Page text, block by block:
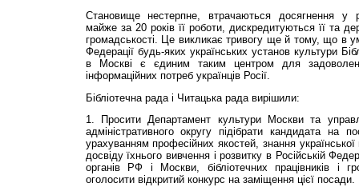
Становище нестерпне, втрачаються досягнення у
майже за 20 років її роботи, дискредитуються її та
громадськості. Це викликає тривогу ще й тому, що в
Федерації будь-яких українських установ культури
в Москві є єдиним таким центром для
інформаційних потреб українців Росії.
Бібліотечна рада і Читацька рада вирішили:
1. Просити Департамент культури Москви та
адміністративного округу підібрати кандидата на
урахуванням професійних якостей, знання
досвіду їхнього вивчення і розвитку в Російській
органів РФ і Москви, бібліотечних працівників і
оголосити відкритий конкурс на заміщення цієї посади.